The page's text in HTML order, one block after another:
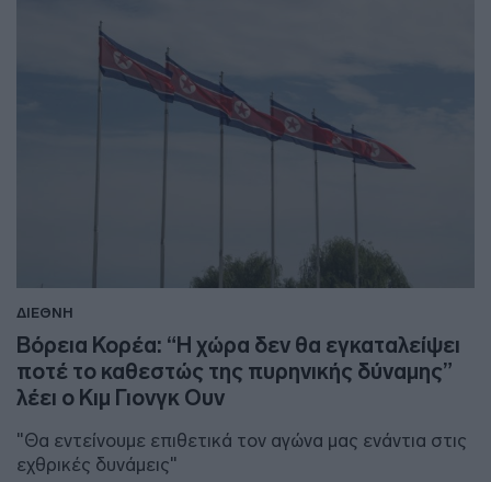
ΔΙΕΘΝΗ
Βόρεια Κορέα: “Η χώρα δεν θα εγκαταλείψει
ποτέ το καθεστώς της πυρηνικής δύναμης”
λέει ο Κιμ Γιονγκ Ουν
"Θα εντείνουμε επιθετικά τον αγώνα μας ενάντια στις
εχθρικές δυνάμεις"